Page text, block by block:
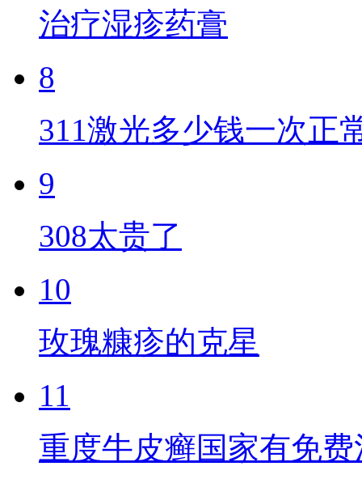
治疗湿疹药膏
8
311激光多少钱一次正
9
308太贵了
10
玫瑰糠疹的克星
11
重度牛皮癣国家有免